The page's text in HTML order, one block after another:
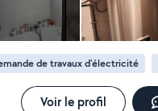
de travaux d’électricité
Voir le profil